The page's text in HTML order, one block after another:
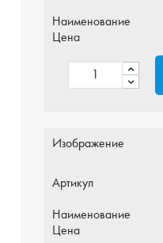
Наименование
Цена
Изображение
Артикул
Наименование
Цена